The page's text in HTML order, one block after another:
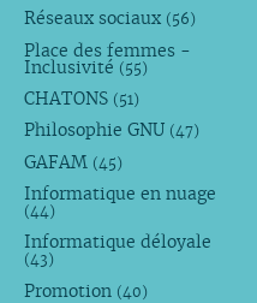
Réseaux sociaux (56)
Place des femmes -
Inclusivité (55)
CHATONS (51)
Philosophie GNU (47)
GAFAM (45)
Informatique en nuage
(44)
Informatique déloyale
(43)
Promotion (40)